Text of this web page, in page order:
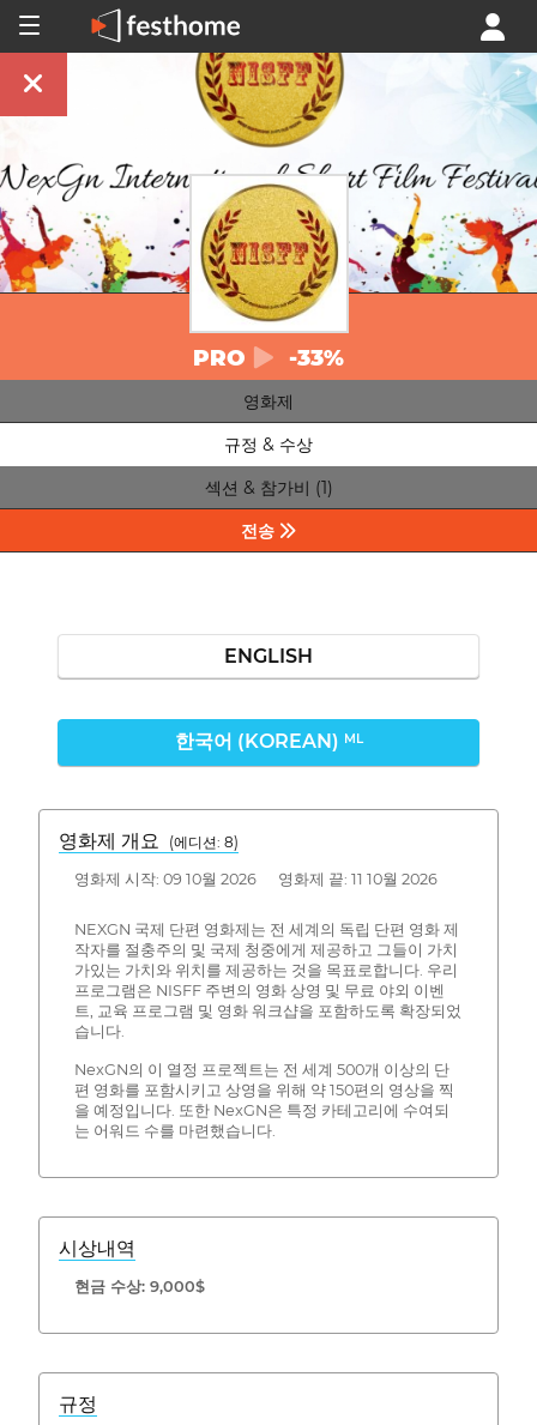
PRO -33%
영화제
규정 & 수상
섹션 & 참가비 (1)
전송
ENGLISH
한국어 (KOREAN) ML
영화제 개요 (에디션: 8)
영화제 시작: 09 10월 2026 영화제 끝: 11 10월 2026
NEXGN 국제 단편 영화제는 전 세계의 독립 단편 영화 제
작자를 절충주의 및 국제 청중에게 제공하고 그들이 가치
가있는 가치와 위치를 제공하는 것을 목표로합니다. 우리
프로그램은 NISFF 주변의 영화 상영 및 무료 야외 이벤
트, 교육 프로그램 및 영화 워크샵을 포함하도록 확장되었
습니다.
NexGN의 이 열정 프로젝트는 전 세계 500개 이상의 단
편 영화를 포함시키고 상영을 위해 약 150편의 영상을 찍
을 예정입니다. 또한 NexGN은 특정 카테고리에 수여되
는 어워드 수를 마련했습니다.
시상내역
현금 수상: 9,000$
규정